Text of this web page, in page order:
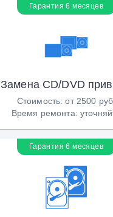
Гарантия 6 месяцев
Замена CD/DVD
Стоимость:от 2500 руб.
Время ремонта:
Гарантия 6 месяцев